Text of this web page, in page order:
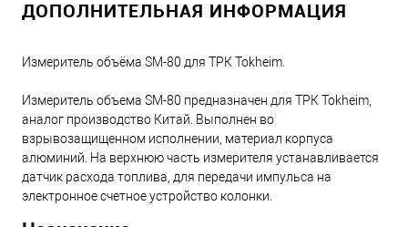
ДОПОЛНИТЕЛЬНАЯ ИНФОРМАЦИЯ
Измеритель объёма SM-80 для ТРК Tokheim.
Измеритель объема SM-80 предназначен для ТРК Tokheim,
аналог производство Китай. Выполнен во
взрывозащищенном исполнении, материал корпуса
алюминий. На верхнюю часть измерителя устанавливается
датчик расхода топлива, для передачи импульса на
электронное счетное устройство колонки.